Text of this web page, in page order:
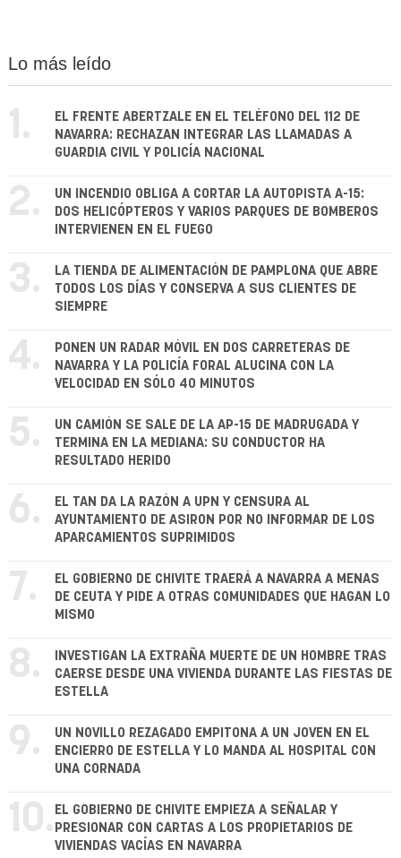
Lo más leído
1.
EL FRENTE ABERTZALE EN EL TELÉFONO DEL 112 DE
NAVARRA: RECHAZAN INTEGRAR LAS LLAMADAS A
GUARDIA CIVIL Y POLICÍA NACIONAL
2.
UN INCENDIO OBLIGA A CORTAR LA AUTOPISTA A-15:
DOS HELICÓPTEROS Y VARIOS PARQUES DE BOMBEROS
INTERVIENEN EN EL FUEGO
3.
LA TIENDA DE ALIMENTACIÓN DE PAMPLONA QUE ABRE
TODOS LOS DÍAS Y CONSERVA A SUS CLIENTES DE
SIEMPRE
4.
PONEN UN RADAR MÓVIL EN DOS CARRETERAS DE
NAVARRA Y LA POLICÍA FORAL ALUCINA CON LA
VELOCIDAD EN SÓLO 40 MINUTOS
5.
UN CAMIÓN SE SALE DE LA AP-15 DE MADRUGADA Y
TERMINA EN LA MEDIANA: SU CONDUCTOR HA
RESULTADO HERIDO
6.
EL TAN DA LA RAZÓN A UPN Y CENSURA AL
AYUNTAMIENTO DE ASIRON POR NO INFORMAR DE LOS
APARCAMIENTOS SUPRIMIDOS
7.
EL GOBIERNO DE CHIVITE TRAERÁ A NAVARRA A MENAS
DE CEUTA Y PIDE A OTRAS COMUNIDADES QUE HAGAN LO
MISMO
8.
INVESTIGAN LA EXTRAÑA MUERTE DE UN HOMBRE TRAS
CAERSE DESDE UNA VIVIENDA DURANTE LAS FIESTAS DE
ESTELLA
9.
UN NOVILLO REZAGADO EMPITONA A UN JOVEN EN EL
ENCIERRO DE ESTELLA Y LO MANDA AL HOSPITAL CON
UNA CORNADA
10. EL GOBIERNO DE CHIVITE EMPIEZA A SEÑALAR Y
PRESIONAR CON CARTAS A LOS PROPIETARIOS DE
VIVIENDAS VACÍAS EN NAVARRA